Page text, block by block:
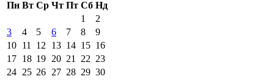
Пн Вт Ср Чт Пт Сб Нд
1
2
3
4 5 6 7 8
9
10 11 12 13 14 15 16
17 18 19 20 21 22 23
24 25 26 27 28 29 30